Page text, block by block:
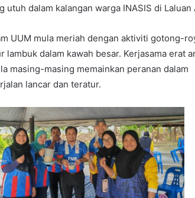
dalam kalangan warga INASIS di Laluan
UUM mula meriah dengan aktiviti gotong-
dalam kawah besar. Kerjasama erat
masing-masing memainkan peranan dalam
lancar dan teratur.